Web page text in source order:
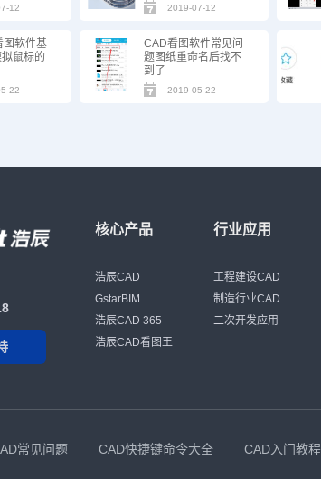
12 2019-07-12
图软件基
鼠标的
22
CAD看图软件常见问
题图纸重命名后找不
到了
2019-05-22
核心产品
浩辰CAD
GstarBIM
浩辰CAD 365
浩辰CAD看图王
行业应用
工程建设CAD
制造行业CAD
二次开发应用
常见问题 CAD快捷键命令大全 CAD入门教程